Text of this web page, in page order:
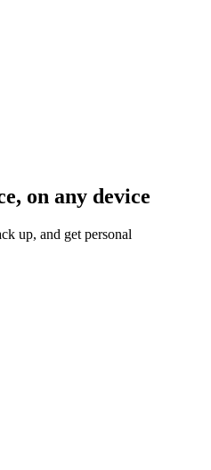
on any device
up, and get personal